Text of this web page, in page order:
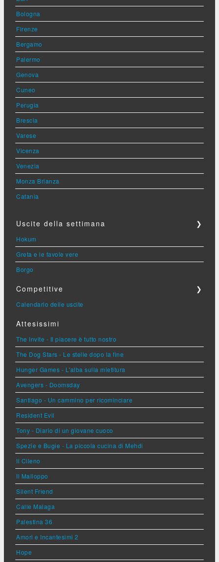
Bologna
Firenze
Bergamo
Palermo
Genova
Cuneo
Perugia
Brescia
Varese
Vicenza
Venezia
Monza Brianza
Catania
Uscite della settimana ❯
Hokum
Greta e le favole vere
Borgo
Competitive ❯
Calendario delle uscite
Attesissimi
The Invite - Il piacere è tutto nostro
The Dog Stars - Le stelle dopo la fine
Hunger Games - L'alba sulla mietitura
Avengers - Doomsday
Santiago - Un cammino per ricominciare
Resident Evil
Tony - Diario di un giovane cuoco
Spezie e Bugie - La piccola cucina di Mehdi
Il Cileno
Il Malloppo
Silent Friend
Calle Malaga
Palestina 36
Amori e Incantesimi 2
Hope